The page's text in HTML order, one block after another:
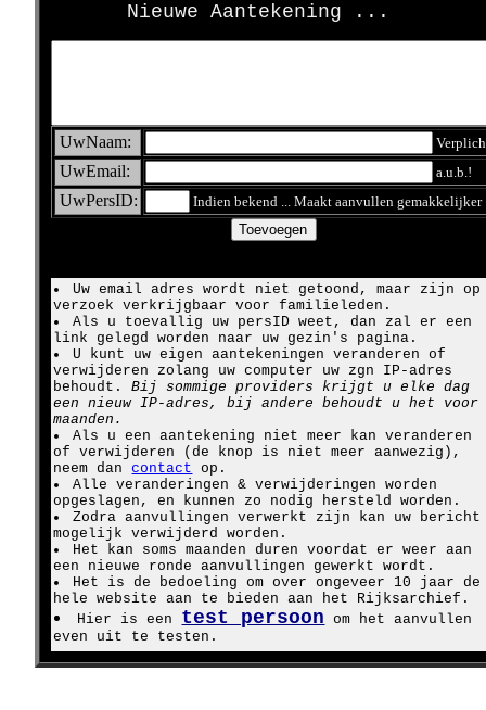
Nieuwe Aantekening ...
UwNaam:
UwEmail: a.u.b.!
UwPersID: Indien bekend ... Maakt aanvullen gemakkelijker
Uw email adres wordt niet getoond, maar zijn op
verzoek verkrijgbaar voor familieleden.
Als u toevallig uw persID weet, dan zal er een
link gelegd worden naar uw gezin's pagina.
U kunt uw eigen aantekeningen veranderen of
verwijderen zolang uw computer uw zgn IP-adres
behoudt.Bij sommige providers krijgt u elke dag
een nieuw IP-adres, bij andere behoudt u het voor
maanden.
Als u een aantekening niet meer kan veranderen
of verwijderen (de knop is niet meer aanwezig),
neem dancontact op.
Alle veranderingen & verwijderingen worden
opgeslagen, en kunnen zo nodig hersteld worden.
Zodra aanvullingen verwerkt zijn kan uw bericht
mogelijk verwijderd worden.
Het kan soms maanden duren voordat er weer aan
een nieuwe ronde aanvullingen gewerkt wordt.
Het is de bedoeling om over ongeveer 10 jaar de
hele website aan te bieden aan het Rijksarchief.
Hier is een test persoon om het aanvullen
even uit te testen.